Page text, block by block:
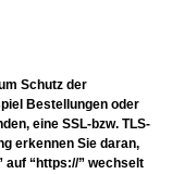
Schutz der
Bestellungen oder
eine SSL-bzw. TLS-
erkennen Sie daran,
auf “https://” wechselt